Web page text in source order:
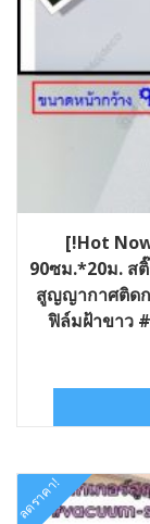
[!Hot
90ซม.*20ม. ส
สูญญากาศติด
ฟิล์มฝ้าขาว
VAC013-
ลดราคา!